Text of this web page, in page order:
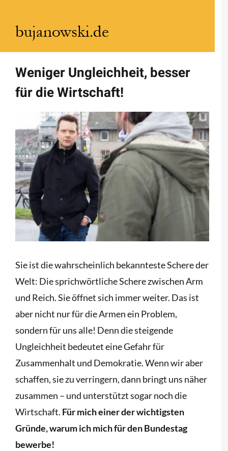
Inhalt
springen
Weniger Ungleichheit, besser
für die Wirtschaft!
grösseres
Bild
Sie ist die wahrscheinlich bekannteste Schere der
Welt: Die sprichwörtliche Schere zwischen Arm
und Reich. Sie öffnet sich immer weiter. Das ist
aber nicht nur für die Armen ein Problem,
sondern für uns alle! Denn die steigende
Ungleichheit bedeutet eine Gefahr für
Zusammenhalt und Demokratie.Wenn wir aber
schaffen, sie zu verringern, dann bringt uns näher
zusammen – und unterstützt sogar noch die
Wirtschaft. Für mich einer der wichtigsten
Gründe, warum ich mich für den Bundestag
bewerbe!